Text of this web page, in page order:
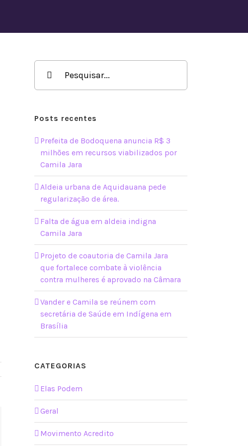
Buscar
resultados
para:
Posts recentes
Prefeita de Bodoquena anuncia R$ 3
milhões em recursos viabilizados por
Camila Jara
Aldeia urbana de Aquidauana pede
regularização de área.
Falta de água em aldeia indigna
Camila Jara
Projeto de coautoria de Camila Jara
que fortalece combate à violência
contra mulheres é aprovado na Câmara
Vander e Camila se reúnem com
secretária de Saúde em Indígena em
Brasília
CATEGORIAS
Elas Podem
Geral
Movimento Acredito